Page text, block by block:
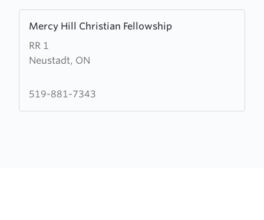
Mercy Hill Christian Fellowship
RR 1
Neustadt, ON
more
about
Mercy
Christian
519-881-7343